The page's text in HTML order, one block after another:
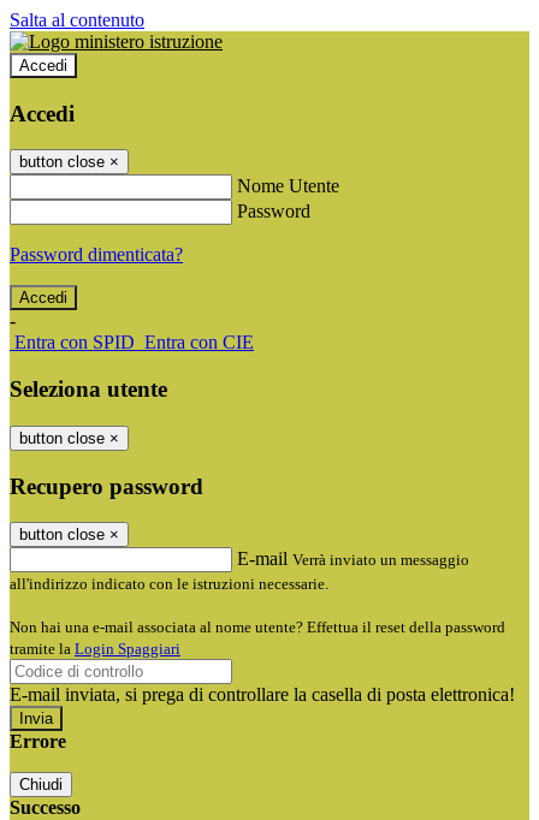
Salta al contenuto
Accedi
Accedi
button close ×
Nome Utente
Password
Password dimenticata?
-
Entra con SPID Entra con CIE
Seleziona utente
button close ×
Recupero password
button close ×
E-mail Verrà inviato un messaggio
all'indirizzo indicato con le istruzioni necessarie.
Non hai una e-mail associata al nome utente? Effettua il reset della password
tramite la Login Spaggiari
E-mail inviata, si prega di controllare la casella di posta elettronica!
Errore
Chiudi
Successo